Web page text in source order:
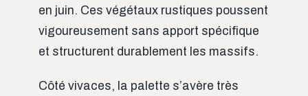
en juin. Ces végétaux rustiques poussent
vigoureusement sans apport spécifique
et structurent durablement les massifs.
Côté vivaces, la palette s’avère très